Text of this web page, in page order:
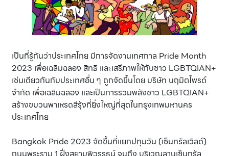
เป็นที่รู้กันว่าประเทศไทย มีการจัดงานเทศกาล Pride Month
2023 เพื่อเฉลิมฉลอง สิทธิ และเสรีภาพให้กับชาว LGBTQIAN+
เช่นเดียวกันกับประเทศอื่น ๆ ถูกจัดขึ้นโดย บริษัท นฤมิตไพรด์
จำกัด เพื่อเฉลิมฉลอง และเป็นการรวมพลังชาว LGBTQIAN+
สร้างขบวนพาเหรดสีรุ้งที่ยิ่งใหญ่ที่สุดในกรุงเทพมหานคร
ประเทศไทย
Bangkok Pride 2023 จัดขึ้นที่แยกปทุมวัน (เซ็นทรัลเวิลด์)